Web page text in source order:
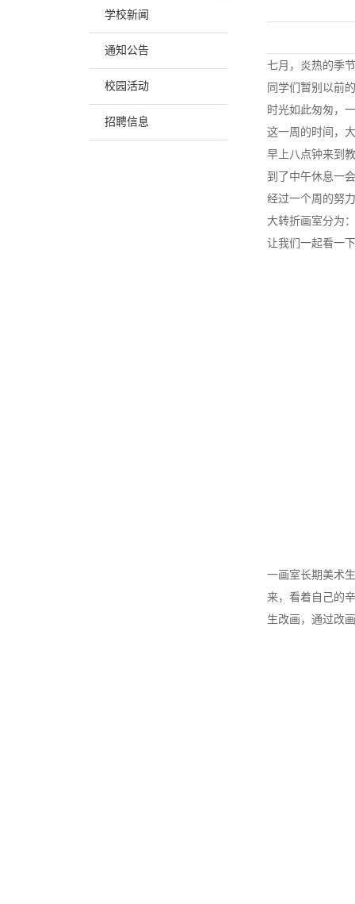
学校新闻
通知公告
校园活动
招聘信息
七月，炎热的季
同学们暂别以前
时光如此匆匆，
这一周的时间，
早上八点钟来到
到了中午休息一
经过一个周的努
大转折画室分为
让我们一起看一
一画室长期美术
来，看着自己的
生改画，通过改